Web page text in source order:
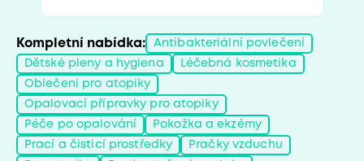
Kompletní nabídka: Antibakteriální povlečení
Dětské pleny a hygiena Léčebná kosmetika
Oblečení pro atopiky
Opalovací přípravky pro atopiky
Péče po opalování Pokožka a ekzémy
Prací a čisticí prostředky Pračky vzduchu